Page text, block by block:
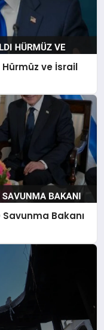
Hürmüz ve İsrail
Bakanı